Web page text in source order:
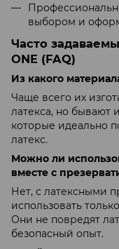
выбором и
Часто
ONE (FAQ)
Из какого
Чаще всего их
латекса, но бывают
которые идеально
латекс.
Можно ли
вместе с
Нет, с латексными
использовать
Они не повредят
безопасный опыт.